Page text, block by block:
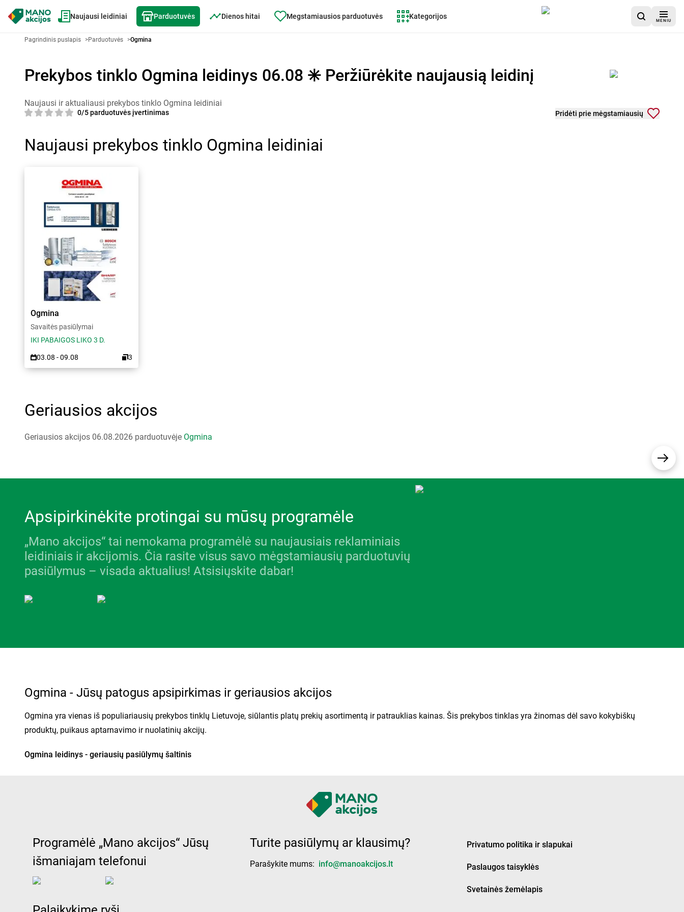
Naujausi leidiniai Parduotuvės Dienos hitai Megstamiausios parduotuvės Kategorijos
MENIU
Pagrindinis puslapis >Parduotuvės >Ogmina
Prekybos tinklo Ogmina leidinys 06.08 ✳️ Peržiūrėkite naujausią leidinį
Naujausi ir aktualiausi prekybos tinklo Ogmina leidiniai
0/5 parduotuvės įvertinimas Pridėti prie mėgstamiausių
Naujausi prekybos tinklo Ogmina leidiniai
Ogmina
Savaitės pasiūlymai
IKI PABAIGOS LIKO 3 D.
03.08 - 09.08 3
Geriausios akcijos
Geriausios akcijos 06.08.2026 parduotuvėje Ogmina
Apsipirkinėkite protingai su mūsų programėle
„Mano akcijos“ tai nemokama programėlė su naujausiais reklaminiais
leidiniais ir akcijomis. Čia rasite visus savo mėgstamiausių parduotuvių
pasiūlymus – visada aktualius! Atsisiųskite dabar!
Ogmina - Jūsų patogus apsipirkimas ir geriausios akcijos
Ogmina yra vienas iš populiariausių prekybos tinklų Lietuvoje, siūlantis platų prekių asortimentą ir patrauklias kainas. Šis prekybos tinklas yra žinomas dėl savo kokybiškų
produktų, puikaus aptarnavimo ir nuolatinių akcijų.
Ogmina leidinys - geriausių pasiūlymų šaltinis
Ogmina katalogas yra lengvai prieinamas tiek fiziniuose parduotuvės skyriuose, tiek internete. Naujausią Ogmina leidinį galite rasti
Kodėl verta rinktis Ogmina?
Platus prekių asortimentas:
Patrauklios kainos:Ogmina katalogas leidžia palyginti kainas ir rasti geriausius pasiūlymus.
Programėlė „Mano akcijos“ Jūsų
išmaniajam telefonui
Turite pasiūlymų ar klausimų?
Parašykite mums: info@manoakcijos.lt
Privatumo politika ir slapukai
Paslaugos taisyklės
Svetainės žemėlapis